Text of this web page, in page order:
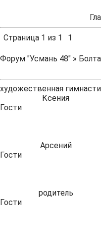
Страница 1 из 1 1
Форум "Усмань 48" »
художественная
Ксения
Гости
Арсений
Гости
родитель
Гости